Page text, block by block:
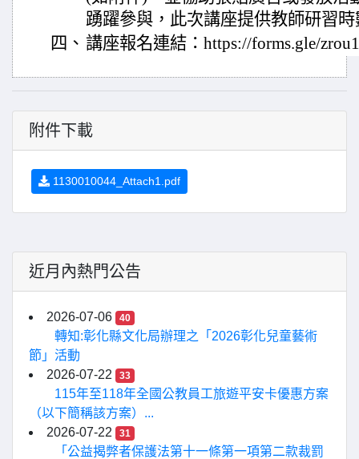
踴躍參與，此次講座提供教師研習
四、 講座報名連結：https://forms.gle/
附件下載
1130010044_Attach1.pdf
近月內熱門公告
2026-07-06 40
轉知:彰化縣文化局辦理之「2026彰化兒童藝術
節」活動
2026-07-22
33
115年至118年全國公教員工旅遊平安卡優惠方案
（以下簡稱該方案）...
2026-07-22
31
「公益揭弊者保護法第十一條第一項第二款裁罰